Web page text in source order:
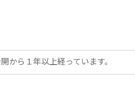
から１年以上経っています。